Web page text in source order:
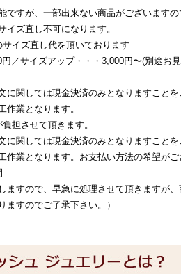
ですが、一部出来ない商品がございます
ズ直し不可になります。
サイズ直し代を頂いております
円／サイズアップ・・・3,000円〜(別途お
に関しては現金決済のみとなりますこと
作業となります。
担させて頂きます。
に関しては現金決済のみとなりますこと
作業となります。お支払い方法の希望が
ますので、早急に処理させて頂きますが
ますのでご了承下さい。）